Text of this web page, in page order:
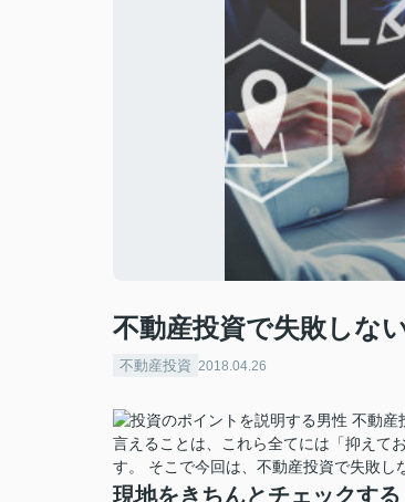
不動産投資で失敗しな
不動産投資 2018.04.26
不動産
言えることは、これら全てには「抑えて
す。 そこで今回は、不動産投資で失敗し
現地をきちんとチェックする